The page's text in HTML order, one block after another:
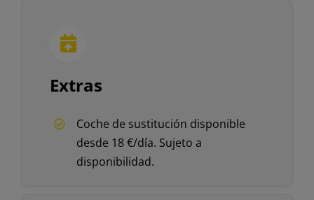
Extras
Coche de sustitución disponible
desde 18 €/día. Sujeto a
disponibilidad.